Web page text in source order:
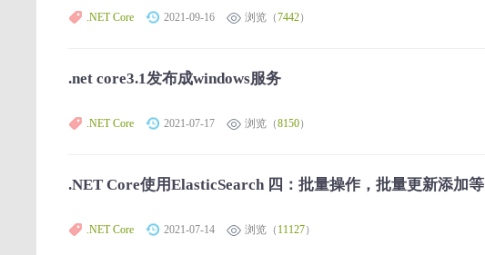
.NET Core 2021-09-16 浏览（7442）
.net core3.1发布成windows服务
.NET Core 2021-07-17 浏览（8150）
.NET Core使用ElasticSearch 四：批量操作，批量更新添加等
.NET Core 2021-07-14 浏览（ 11127）